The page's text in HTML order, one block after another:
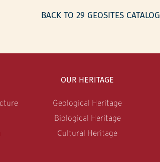
BACK TO 29 GEOSITES CATALOG
OUR HERITAGE
Geological Heritage
Biological Heritage
Cultural Heritage